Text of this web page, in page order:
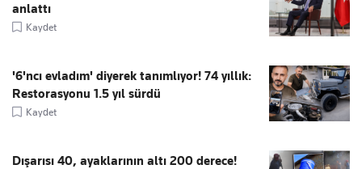
anlattı
Kaydet
'6'ncı evladım' diyerek tanımlıyor! 74 yıllık:
Restorasyonu 1.5 yıl sürdü
Kaydet
Dışarısı 40, ayaklarının altı 200 derece!